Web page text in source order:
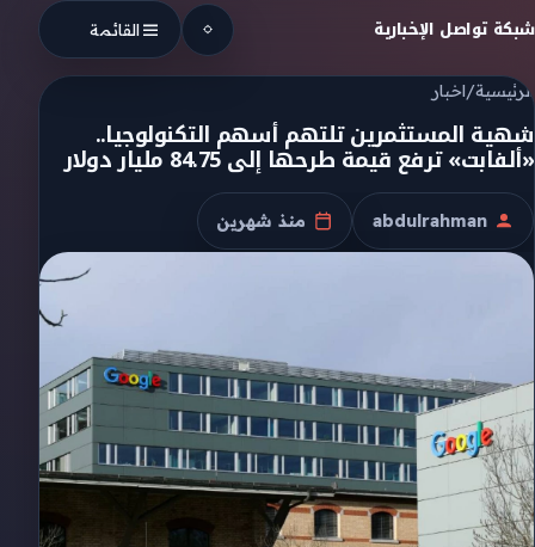
Skip to content
شبكة تواصل الإخبارية القائمة
الرئيسية/اخبار
شهية المستثمرين تلتهم أسهم التكنولوجيا..
«ألفابت» ترفع قيمة طرحها إلى 84.75 مليار دولار
الكاتب
abdulrahman
تاريخ النشر
منذ شهرين